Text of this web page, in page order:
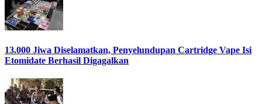
13.000 Jiwa Diselamatkan, Penyelundupan Cartridge Vape Isi
Etomidate Berhasil Digagalkan